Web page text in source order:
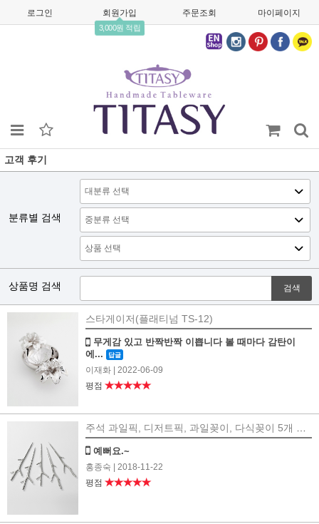
로그인 회원가입
3,000원 적립
주문조회 마이페이지
고객 후기
분류별 검색
상품명 검색 검색
스타게이저(플래티넘 TS-12)
무게감 있고 반짝반짝 이쁩니다 볼 때마다 감탄이
에...
답글
이재화
| 2022-06-09
평점 ★★★★★
예뻐요.~
홍종숙 | 2018-11-22
평점 ★★★★★